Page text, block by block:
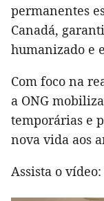
permanentes
Canadá,
humanizado e
Com foco na
a ONG
temporárias e
nova vida aos
Assista o vídeo: